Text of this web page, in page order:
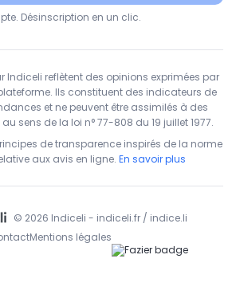
Désinscription en un clic.
Indiceli reflètent des opinions exprimées par
Ils constituent des indicateurs de
et ne peuvent être assimilés à des
sens de la loi n° 77-808 du 19 juillet 1977.
de transparence inspirés de la norme
aux avis en ligne. En savoir plus
© 2026 Indiceli - indiceli.fr / indice.li
Mentions légales